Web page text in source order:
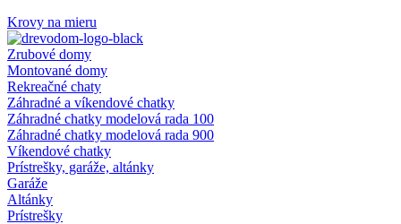
Krovy na mieru
Zrubové domy
Montované domy
Rekreačné chaty
Záhradné a víkendové chatky
Záhradné chatky modelová rada 100
Záhradné chatky modelová rada 900
Víkendové chatky
Prístrešky, garáže, altánky
Garáže
Altánky
Prístrešky